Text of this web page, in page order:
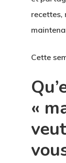
recettes,
Cette
«